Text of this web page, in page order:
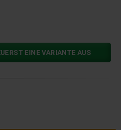
EINE VARIANTE AUS